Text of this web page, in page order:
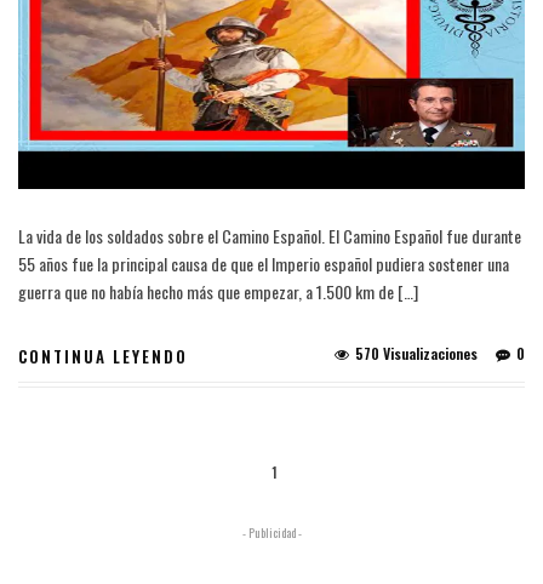
La vida de los soldados sobre el Camino Español. El Camino Español fue durante
55 años fue la principal causa de que el Imperio español pudiera sostener una
guerra que no había hecho más que empezar, a 1.500 km de […]
CONTINUA LEYENDO 0
570 Visualizaciones
1
- Publicidad -